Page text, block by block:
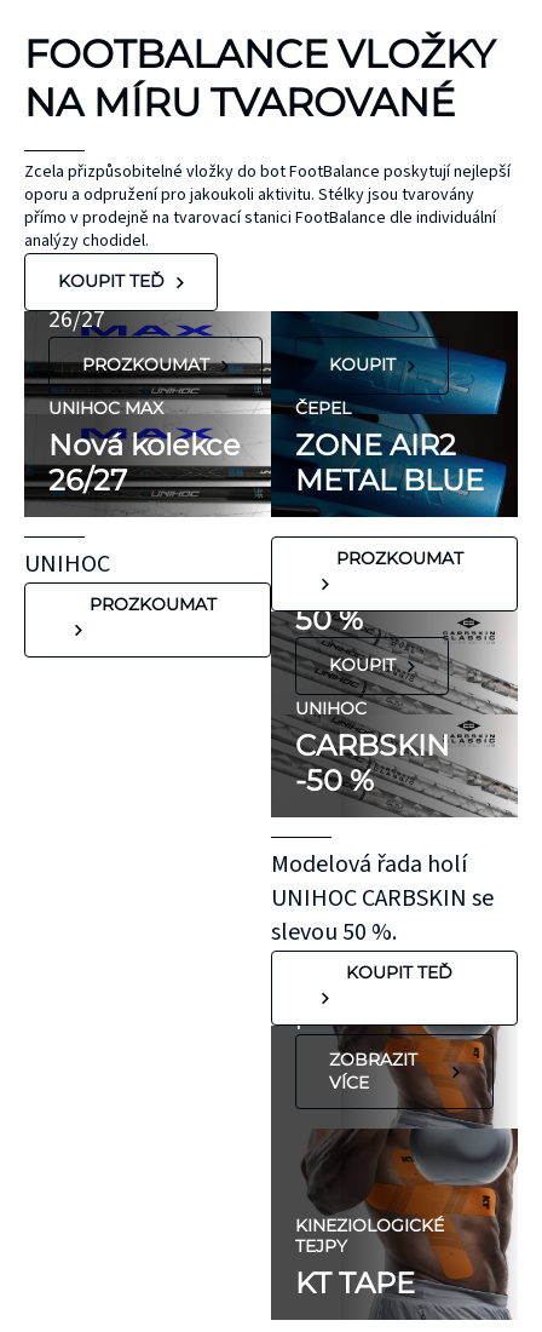
FOOTBALANCE VLOŽKY
NA MÍRU TVAROVANÉ
Zcela přizpůsobitelné vložky do bot FootBalance poskytují nejlepší
oporu a odpružení pro jakoukoli aktivitu. Stélky jsou tvarovány
přímo v prodejně na tvarovací stanici FootBalance dle individuální
analýzy chodidel.
KOUPIT TEĎ
UNIHOC
MAX
Nová kolekce
26/27
PROZKOUMAT
UNIHOC MAX
Nová kolekce
26/27
UNIHOC
PROZKOUMAT
ČEPEL
ZONE
KOUPIT
ČEPEL
ZONE AIR2
METAL BLUE
PROZKOUMAT
FLORBALOVÉ HOLE
UNIHOC
CARBSKIN
SE SLEVOU
50 %
KOUPIT
UNIHOC
CARBSKIN
-50 %
Modelová řada holí
UNIHOC CARBSKIN se
slevou 50 %.
KOUPIT TEĎ
KINEZIOLOGICKÉ
TEJPY
KT TAPE
bez latexu a
přírodního
hypoalergenní,
neobsahují latex
ani přírodní
kaučuk. Obsahují
minimum
potenciálně
nežádoucích látek,
které mohou
vyvolat alergické
reakce. Pokud ale
víte, že máte velmi
citlivou pokožku,
doporučujeme
otestovat malý
kousek KT pásky
aplikovaný bez
roztažení nejprve
na oblast se
"silnější"
pokožkou, jako je
koleno, nebo
předloktí.
ZOBRAZIT
VÍCE
KINEZIOLOGICKÉ
TEJPY
KT TAPE